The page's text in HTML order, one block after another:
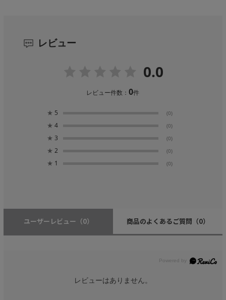
レビュー
0.0
レビュー件数：0件
★ 5 (0)
★ 4 (0)
★ 3 (0)
★ 2 (0)
★ 1 (0)
ユーザーレビュー （0） 商品のよくあるご質問 （0）
レビューはありません。